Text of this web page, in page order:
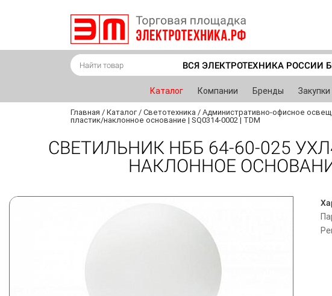
ВСЯ ЭЛЕКТРОТЕХНИКА РОССИИ
Каталог Компании Бренды Закупки
Главная / Каталог / Светотехника / Административно-офисное
пластик/наклонное основание | SQ0314-0002 | TDM
СВЕТИЛЬНИК НББ 64-60-025
НАКЛОННОЕ